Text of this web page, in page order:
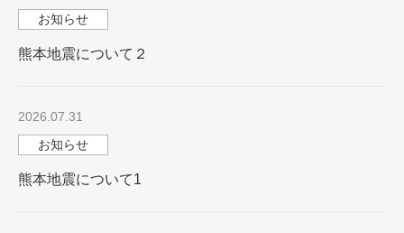
お知らせ
熊本地震について２
2026.07.31
お知らせ
熊本地震について1